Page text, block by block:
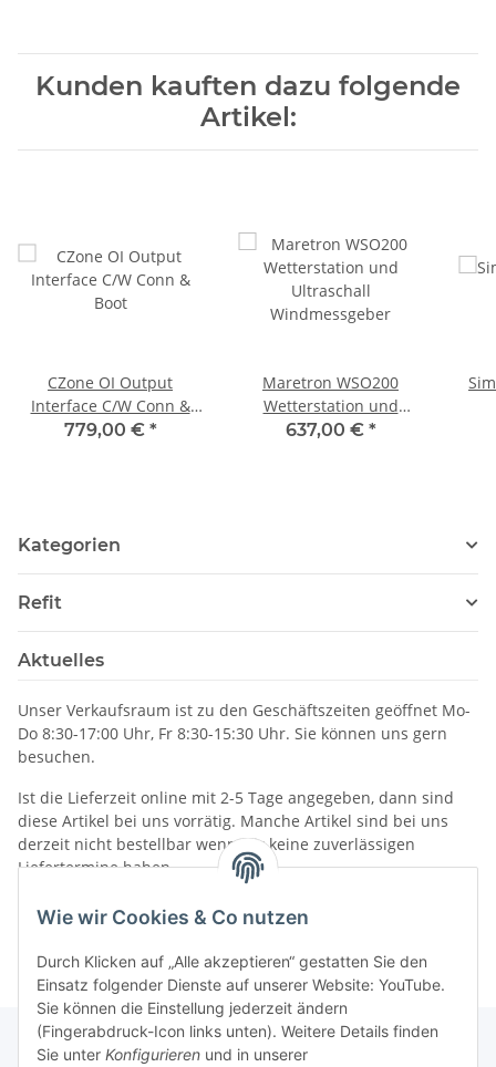
Wie wir Cookies & Co nutzen
Durch Klicken auf „Alle akzeptieren“ gestatten Sie den
Einsatz folgender Dienste auf unserer Website: YouTube.
Sie können die Einstellung jederzeit ändern
(Fingerabdruck-Icon links unten). Weitere Details finden
Sie unter Konfigurieren und in unserer
Kunden kauften dazu folgende
Artikel:
CZone OI Output
Interface C/W Conn &
Boot
779,00 € *
Maretron WSO200
Wetterstation und
Ultraschall
637,00 € *
Kategorien
Refit
Aktuelles
Unser Verkaufsraum ist zu den Geschäftszeiten geöffnet Mo-
Do 8:30-17:00 Uhr, Fr 8:30-15:30 Uhr. Sie können uns gern
besuchen.
Ist die Lieferzeit online mit 2-5 Tage angegeben, dann sind
diese Artikel bei uns vorrätig. Manche Artikel sind bei uns
derzeit nicht bestellbar wenn wir keine zuverlässigen
Liefertermine haben.
Informationen